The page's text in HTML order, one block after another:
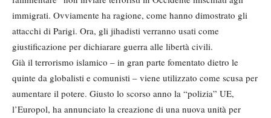
immigrati. Ovviamente ha ragione, come hanno dimostrato gli
attacchi di Parigi. Ora, gli jihadisti verranno usati come
giustificazione per dichiarare guerra alle libertà civili.
Già il terrorismo islamico – in gran parte fomentato dietro le
quinte da globalisti e comunisti – viene utilizzato come scusa per
aumentare il potere. Giusto lo scorso anno la “polizia” UE,
l’Europol, ha annunciato la creazione di una nuova unità per